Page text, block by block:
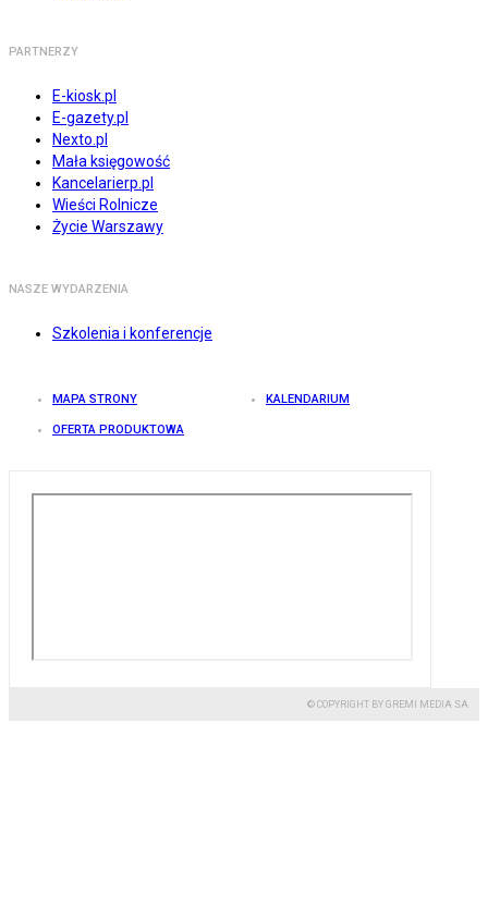
PARTNERZY
E-kiosk.pl
E-gazety.pl
Nexto.pl
Mała księgowość
Kancelarierp.pl
Wieści Rolnicze
Życie Warszawy
NASZE WYDARZENIA
Szkolenia i konferencje
MAPA STRONY KALENDARIUM
OFERTA PRODUKTOWA
© COPYRIGHT BY GREMI MEDIA SA